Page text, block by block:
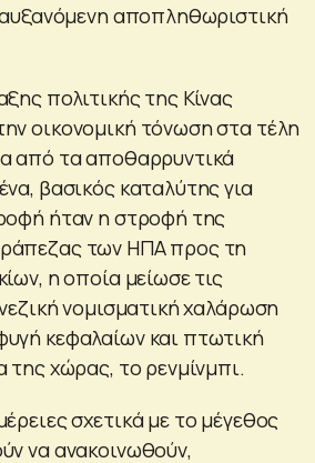
αυξανόμενη αποπληθωριστική
πολιτικής της Κίνας
οικονομική τόνωση στα τέλη
από τα αποθαρρυντικά
βασικός καταλύτης για
ήταν η στροφή της
των ΗΠΑ προς τη
η οποία μείωσε τις
νομισματική χαλάρωση
κεφαλαίων και πτωτική
της χώρας, το ρενμίνμπι.
σχετικά με το μέγεθος
να ανακοινωθούν,